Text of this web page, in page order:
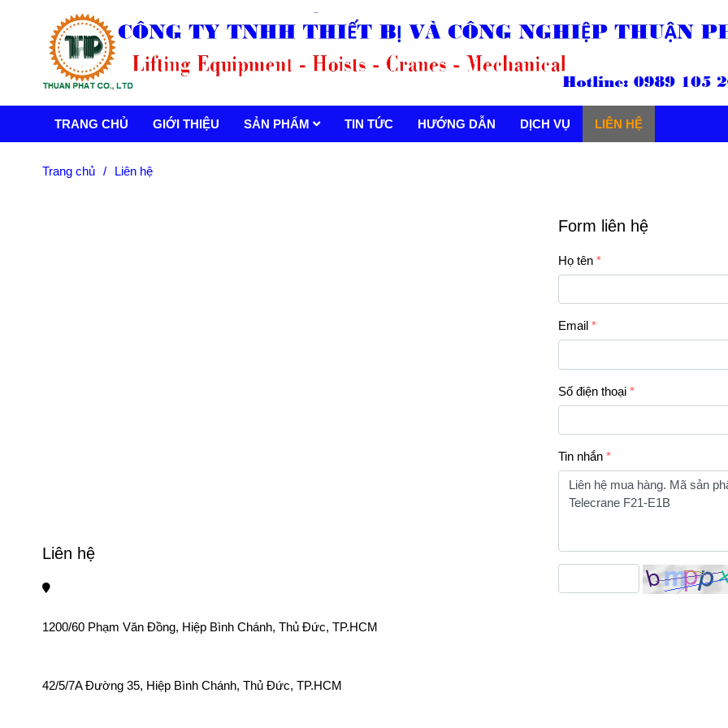
TRANG CHỦ GIỚI THIỆU SẢN PHẨM TIN TỨC HƯỚNG DẪN DỊCH VỤ LIÊN HỆ
Trang chủ / Liên hệ
Liên hệ
1200/60 Phạm Văn Đồng, Hiệp Bình Chánh, Thủ Đức, TP.HCM
42/5/7A Đường 35, Hiệp Bình Chánh, Thủ Đức, TP.HCM
Form liên hệ
Họ tên
Email
Số điện thoại
Tin nhắn